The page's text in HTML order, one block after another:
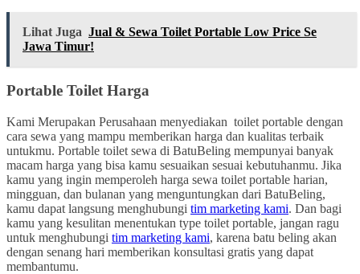
Lihat Juga Jual & Sewa Toilet Portable Low Price Se
Jawa Timur!
Portable Toilet Harga
Kami Merupakan Perusahaan menyediakan toilet portable dengan
cara sewa yang mampu memberikan harga dan kualitas terbaik
untukmu. Portable toilet sewa di BatuBeling mempunyai banyak
macam harga yang bisa kamu sesuaikan sesuai kebutuhanmu. Jika
kamu yang ingin memperoleh harga sewa toilet portable harian,
mingguan, dan bulanan yang menguntungkan dari BatuBeling,
kamu dapat langsung menghubungi tim marketing kami. Dan bagi
kamu yang kesulitan menentukan type toilet portable, jangan ragu
untuk menghubungi tim marketing kami, karena batu beling akan
dengan senang hari memberikan konsultasi gratis yang dapat
membantumu.